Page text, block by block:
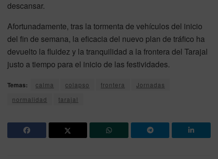
descansar.
Afortunadamente, tras la tormenta de vehículos del inicio
del fin de semana, la eficacia del nuevo plan de tráfico ha
devuelto la fluidez y la tranquilidad a la frontera del Tarajal
justo a tiempo para el inicio de las festividades.
Temas: calma colapso frontera
Jornadas
normalidad
tarajal